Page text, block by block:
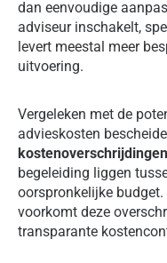
dan eenvoudige
adviseur inschakelt,
levert meestal meer
uitvoering.
Vergeleken met de
advieskosten
kostenoverschrijdingen
begeleiding liggen
oorspronkelijke
voorkomt deze
transparante